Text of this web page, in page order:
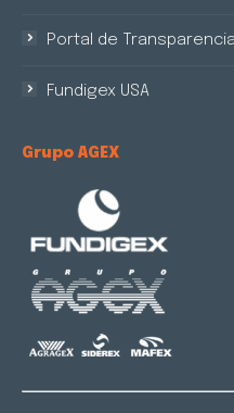
Portal de Transparencia
Fundigex USA
Grupo AGEX